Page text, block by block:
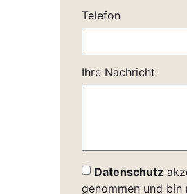
Telefon
Ihre Nachricht
Datenschutz
genommen und